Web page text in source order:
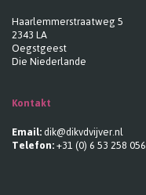
Haarlemmerstraatweg 5
2343 LA
Oegstgeest
Die Niederlande
Kontakt
Email:dik@dikvdvijver.nl
Telefon:+31 (0) 6 53 258 056